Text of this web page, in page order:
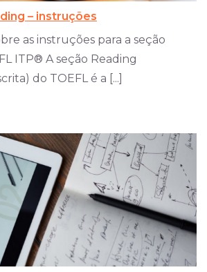
– instruções
as instruções para a seção
ITP® A seção Reading
do TOEFL é a [...]